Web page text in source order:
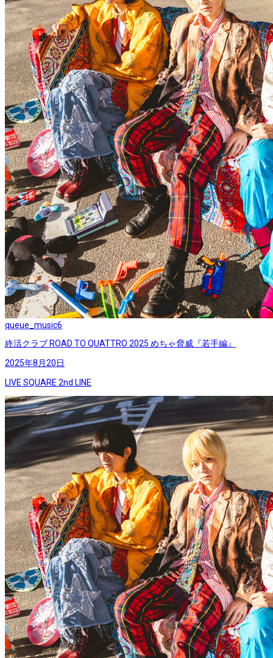
queue_music6
終活クラブ ROAD TO QUATTRO 2025 めちゃ脅威『若手編』
2025年8月20日
LIVE SQUARE 2nd LINE